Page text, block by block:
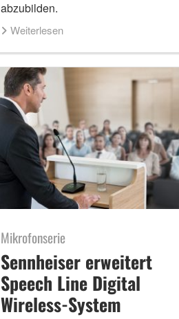
abzubilden.
Weiterlesen
Mikrofonserie
Sennheiser erweitert
Speech Line Digital
Wireless-System